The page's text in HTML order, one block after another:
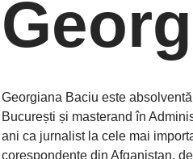
Georgiana Baciu este
București și masterand în
ani ca jurnalist la cele mai
corespondențe din Afganistan,